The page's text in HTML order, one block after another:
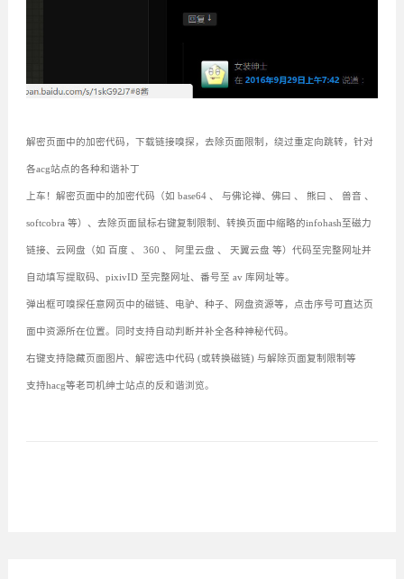
解密页面中的加密代码，下载链接嗅探，去除页面限制，绕过重定向跳转，针对
各acg站点的各种和谐补丁
上车！解密页面中的加密代码（如 base64 、 与佛论禅、佛曰 、 熊曰 、 兽音 、
softcobra 等）、去除页面鼠标右键复制限制、转换页面中缩略的infohash至磁力
链接、云网盘（如 百度 、 360 、 阿里云盘 、 天翼云盘 等）代码至完整网址并
自动填写提取码、pixivID 至完整网址、番号至 av 库网址等。
弹出框可嗅探任意网页中的磁链、电驴、种子、网盘资源等，点击序号可直达页
面中资源所在位置。同时支持自动判断并补全各种神秘代码。
右键支持隐藏页面图片、解密选中代码 (或转换磁链) 与解除页面复制限制等
支持hacg等老司机绅士站点的反和谐浏览。